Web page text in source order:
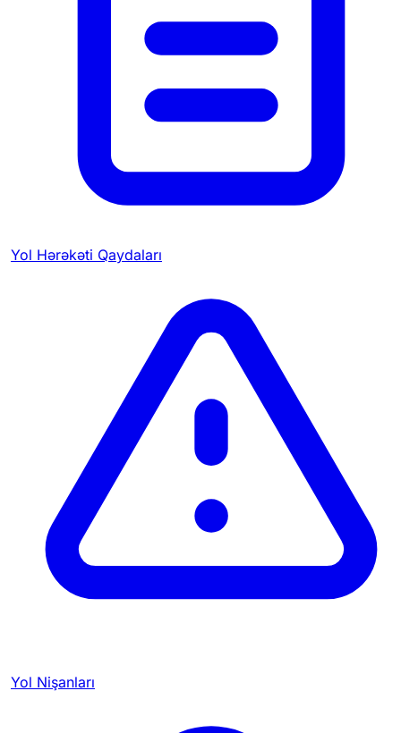
Yol Hərəkəti Qaydaları
Yol Nişanları